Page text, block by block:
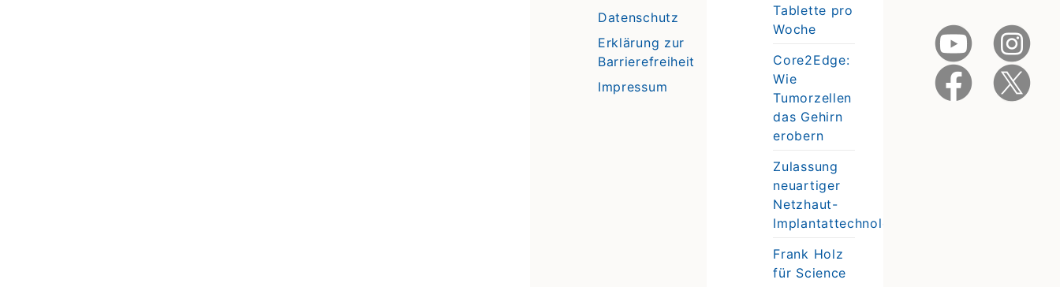
Datenschutz
Erklärung zur
Barrierefreiheit
Impressum
Tablette pro
Woche
Core2Edge:
Wie
Tumorzellen
das Gehirn
erobern
Zulassung
neuartiger
Netzhaut-
Implantattechnologie
Frank Holz
für Science